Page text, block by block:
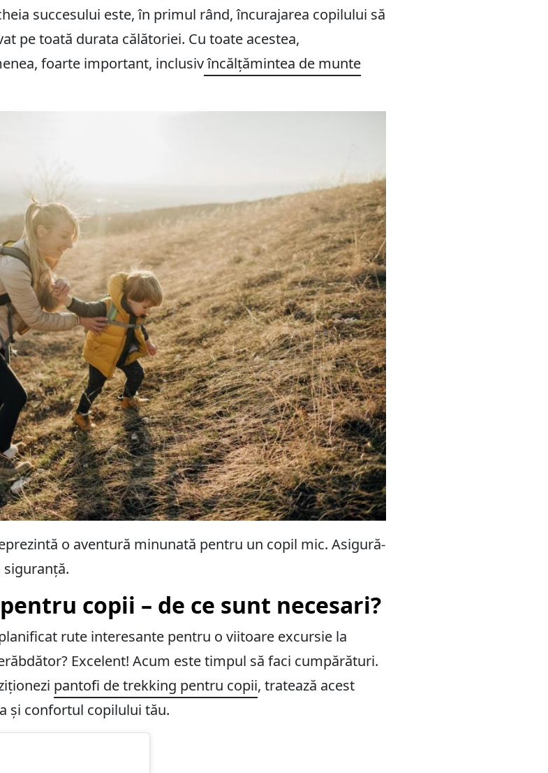
succesului este, în primul rând, încurajarea copilului să
pe toată durata călătoriei. Cu toate acestea,
foarte important, inclusivîncălțămintea de munte
o aventură minunată pentru un copil mic. Asigură-
siguranță.
copii – de ce sunt necesari?
rute interesante pentru o viitoare excursie la
Excelent! Acum este timpul să faci cumpărături.
pantofi de trekking pentru copii, tratează acest
și confortul copilului tău.